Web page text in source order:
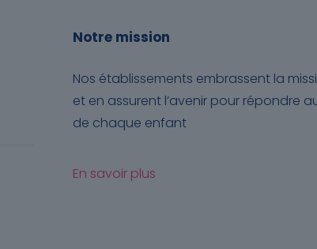
Notre mission
Nos établissements embrassent la
et en assurent l’avenir pour répondre
de chaque enfant
En savoir plus